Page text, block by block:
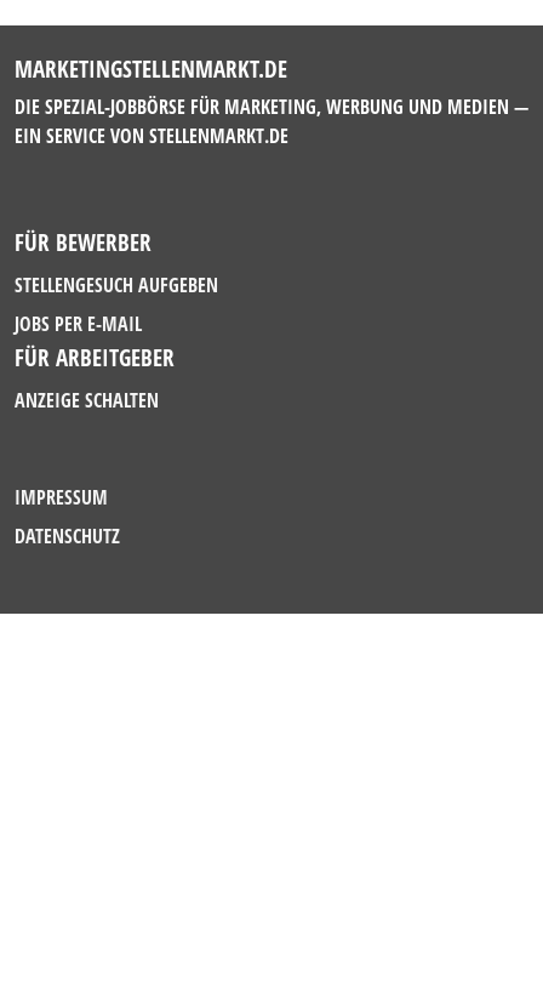
MARKETINGSTELLENMARKT.DE
DIE SPEZIAL-JOBBÖRSE FÜR MARKETING, WERBUNG UND MEDIEN —
EIN SERVICE VON STELLENMARKT.DE
FÜR BEWERBER
STELLENGESUCH AUFGEBEN
JOBS PER E-MAIL
FÜR ARBEITGEBER
ANZEIGE SCHALTEN
IMPRESSUM
DATENSCHUTZ